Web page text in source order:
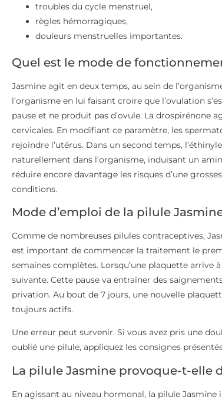
troubles du cycle menstruel,
règles hémorragiques,
douleurs menstruelles importantes.
Quel est le mode de
Jasmine agit en deux temps, au sein de
l’organisme en lui faisant croire que l’ovulation
pause et ne produit pas d’ovule. La drospirénone
cervicales. En modifiant ce paramètre, les
rejoindre l’utérus. Dans un second temps,
naturellement dans l’organisme, induisant un
réduire encore davantage les risques d’une
conditions.
Mode d’emploi de la pilule
Comme de nombreuses pilules contraceptives,
est important de commencer la traitement le
semaines complètes. Lorsqu’une plaquette arrive
suivante. Cette pause va entraîner des
privation. Au bout de 7 jours, une nouvelle
toujours actifs.
Une erreur peut survenir. Si vous avez pris une
oublié une pilule, appliquez les consignes
La pilule Jasmine provoque-t-elle
En agissant au niveau hormonal, la pilule